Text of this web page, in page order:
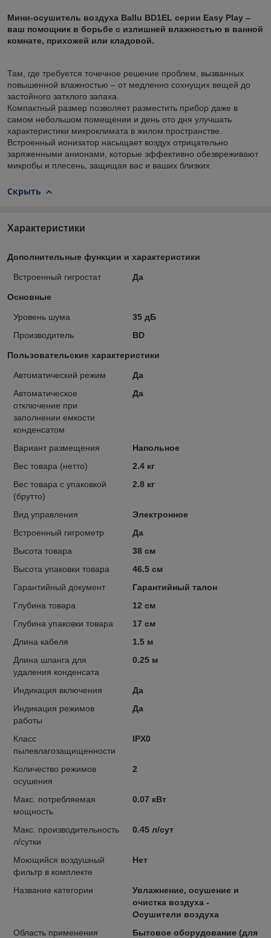
Мини-осушитель воздуха Ballu BD1EL серии Easy Play –
ваш помощник в борьбе с излишней влажностью в ванной
комнате, прихожей или кладовой.
Там, где требуется точечное решение проблем, вызванных
повышенной влажностью – от медленно сохнущих вещей до
застойного затхлого запаха.
Компактный размер позволяет разместить прибор даже в
самом небольшом помещении и день ото дня улучшать
характеристики микроклимата в жилом пространстве.
Встроенный ионизатор насыщает воздух отрицательно
заряженными анионами, которые эффективно обезвреживают
микробы и плесень, защищая вас и ваших близких
Скрыть
Характеристики
Дополнительные функции и характеристики
Встроенный гигростат Да
Основные
Уровень шума
35 дБ
Производитель
BD
Пользовательские характеристики
Автоматический режим
Да
Автоматическое
отключение при
заполнении емкости
конденсатом
Да
Вариант размещения
Напольное
Вес товара (нетто)
2.4 кг
Вес товара с упаковкой
(брутто)
2.8 кг
Вид управления
Электронное
Встроенный гигрометр
Да
Высота товара
38 см
Высота упаковки товара
46.5 см
Гарантийный документ
Гарантийный талон
Глубина товара
12 см
Глубина упаковки товара
17 см
Длина кабеля
1.5 м
Длина шланга для
удаления конденсата
0.25 м
Индикация включения
Да
Индикация режимов
работы
Да
Класс
пылевлагозащищенности
IPX0
Количество режимов
осушения
2
Макс. потребляемая
мощность
0.07 кВт
Макс. производительность
л/сутки
0.45 л/сут
Моющийся воздушный
фильтр в комплекте
Нет
Название категории
Увлажнение, осушение и
очистка воздуха -
Осушители воздуха
Область применения
Бытовое оборудование (для